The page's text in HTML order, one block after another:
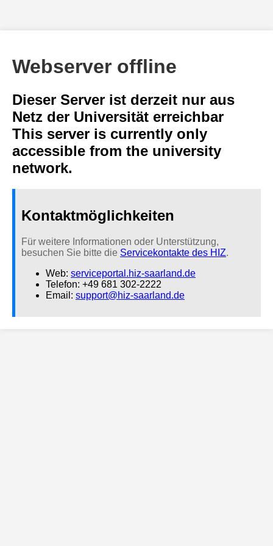
Webserver offline
Dieser Server ist derzeit nur aus
Netz der Universität erreichbar
This server is currently only
accessible from the university
network.
Kontaktmöglichkeiten
Für weitere Informationen oder Unterstützung,
besuchen Sie bitte die Servicekontakte des HIZ.
Web: serviceportal.hiz-saarland.de
Telefon: +49 681 302-2222
Email: support@hiz-saarland.de